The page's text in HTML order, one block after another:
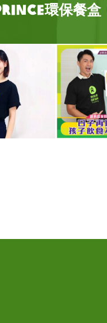
環保餐盒
！
！
施會小王子環保
盒，你呢？
持樂施會「慳
的「擁抱小綿